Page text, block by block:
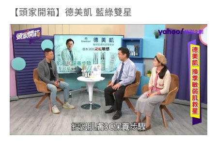
【頭家開箱】德美凱 藍綠雙星